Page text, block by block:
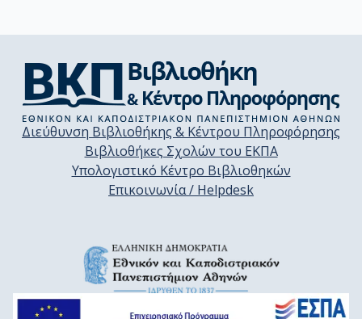
Διεύθυνση Βιβλιοθήκης & Κέντρου Πληροφόρησης
Βιβλιοθήκες Σχολών του ΕΚΠΑ
Υπολογιστικό Κέντρο Βιβλιοθηκών
Επικοινωνία / Helpdesk